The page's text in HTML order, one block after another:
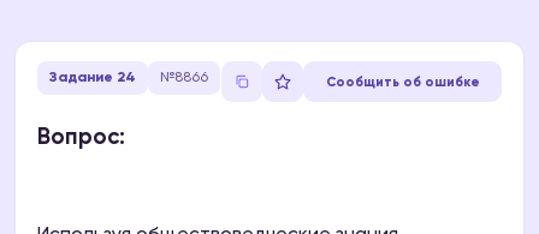
Задание 24 №8866 Сообщить об ошибке
Вопрос: